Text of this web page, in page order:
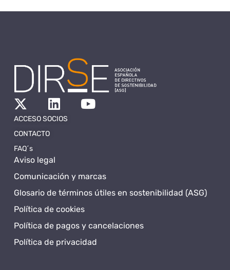
Aviso legal
Comunicación y marcas
Glosario de términos útiles en sostenibilidad (ASG)
Política de cookies
Política de pagos y cancelaciones
Política de privacidad
ACCESO SOCIOS
CONTACTO
FAQ´s